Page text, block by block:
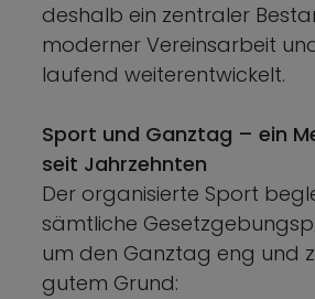
deshalb ein zentraler
moderner Vereinsarbeit
laufend weiterentwickelt.
Sport und Ganztag – ein
seit Jahrzehnten
Der organisierte Sport
sämtliche
um den Ganztag eng und
gutem Grund: